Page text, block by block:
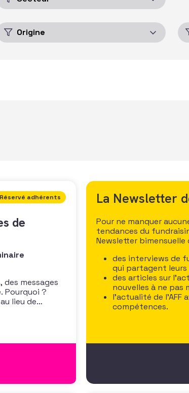
La Newsletter
Pour ne manquer
tendances du
Newsletter bimensuelle
des interviews de
qui partagent leurs
des articles sur
nouvelles à ne pas
l’actualité de
compétences.
Réservé adhérents
de
messages
Pourquoi ?
lieu de